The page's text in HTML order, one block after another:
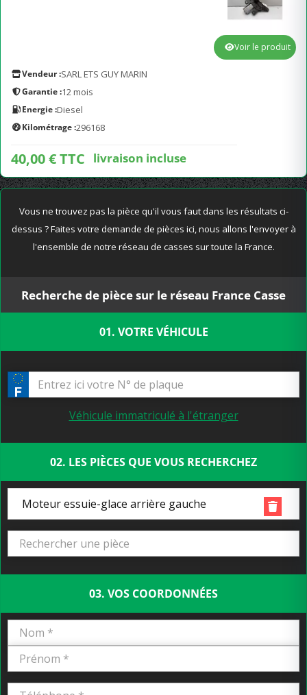
Vendeur :SARL ETS GUY MARIN
Garantie :12 mois
Energie :Diesel
Kilométrage :296168
40,00 € TTC livraison incluse
Voir le produit
Vous ne trouvez pas la pièce qu'il vous faut dans les résultats ci-
dessus ? Faites votre demande de pièces ici, nous allons l'envoyer à
l'ensemble de notre réseau de casses sur toute la France.
Recherche de pièce sur le réseau France Casse
01. VOTRE VÉHICULE
Véhicule immatriculé à l'étranger
02. LES PIÈCES QUE VOUS RECHERCHEZ
Moteur essuie-glace arrière gauche
03. VOS COORDONNÉES